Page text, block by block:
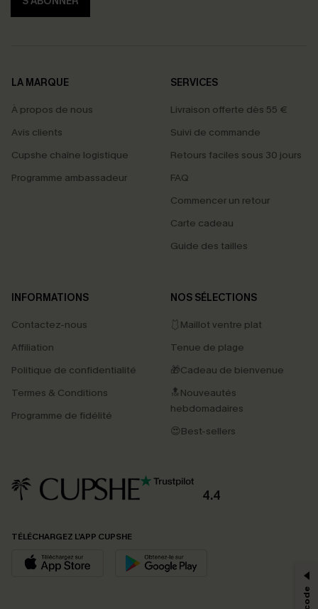
LA MARQUE
À propos de nous
Avis clients
Cupshe chaîne logistique
Programme ambassadeur
SERVICES
Livraison offerte dès 55 €
Suivi de commande
Retours faciles sous 30 jours
FAQ
Commencer un retour
Carte cadeau
Guide des tailles
INFORMATIONS
Contactez-nous
Affiliation
Politique de confidentialité
Termes & Conditions
Programme de fidélité
NOS SÉLECTIONS
🩱Maillot ventre plat
Tenue de plage
🎁Cadeau de bienvenue
🔝Nouveautés
hebdomadaires
😍Best-sellers
4.4
TÉLÉCHARGEZ L’APP CUPSHE
PROFITEZ DE -15%
-15% dès 2 Achetés par E-mail